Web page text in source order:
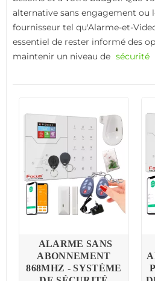
alternative sans engagement ou
fournisseur tel qu'Alarme-et-
essentiel de rester informé des
maintenir un niveau de sécurité
ALARME SANS
ABONNEMENT
868MHZ - SYSTÈME